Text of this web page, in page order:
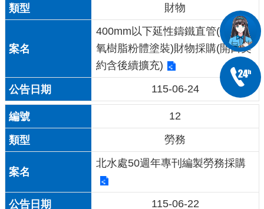
財物
400mm以下延性鑄鐵直管(內襯環
氧樹脂粉體塗裝)財物採購(開口契
約含後續擴充)
115-06-24
12
勞務
北水處50週年專刊編製勞務採購
115-06-22